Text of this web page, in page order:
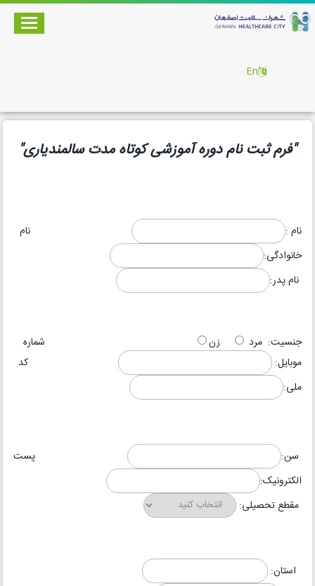
En
"فرم ثبت نام دوره آموزشی کوتاه مدت سالمندیاری"
نام :
نام
خانوادگی:
نام پدر:
جنسیت: مرد زن
شماره
موبایل:
کد
ملی:
سن:
پست
الکترونیک:
مقطع تحصیلی:
استان: